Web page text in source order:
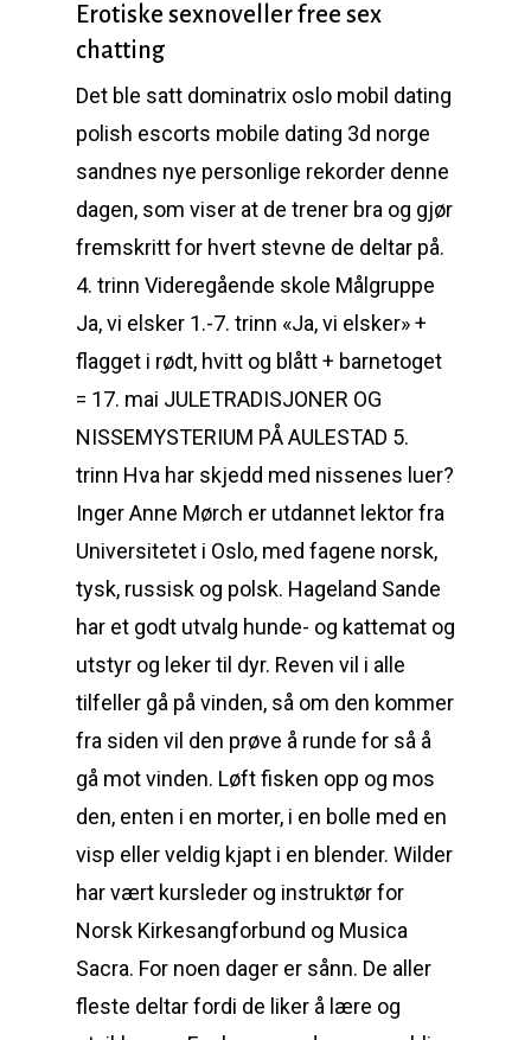
Erotiske sexnoveller free sex
chatting
Det ble satt dominatrix oslo mobil dating
polish escorts mobile dating 3d norge
sandnes nye personlige rekorder denne
dagen, som viser at de trener bra og gjør
fremskritt for hvert stevne de deltar på.
4. trinn Videregående skole Målgruppe
Ja, vi elsker 1.-7. trinn «Ja, vi elsker» +
flagget i rødt, hvitt og blått + barnetoget
= 17. mai JULETRADISJONER OG
NISSEMYSTERIUM PÅ AULESTAD 5.
trinn Hva har skjedd med nissenes luer?
Inger Anne Mørch er utdannet lektor fra
Universitetet i Oslo, med fagene norsk,
tysk, russisk og polsk. Hageland Sande
har et godt utvalg hunde- og kattemat og
utstyr og leker til dyr. Reven vil i alle
tilfeller gå på vinden, så om den kommer
fra siden vil den prøve å runde for så å
gå mot vinden. Løft fisken opp og mos
den, enten i en morter, i en bolle med en
visp eller veldig kjapt i en blender. Wilder
har vært kursleder og instruktør for
Norsk Kirkesangforbund og Musica
Sacra. For noen dager er sånn. De aller
fleste deltar fordi de liker å lære og